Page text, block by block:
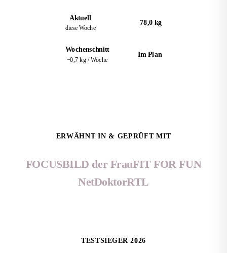
Aktuell
diese Woche
78,0 kg
Wochenschnitt
−0,7 kg / Woche
Im Plan
ERWÄHNT IN & GEPRÜFT MIT
FOCUSBILD der FrauFIT FOR FUN
NetDoktorRTL
TESTSIEGER 2026